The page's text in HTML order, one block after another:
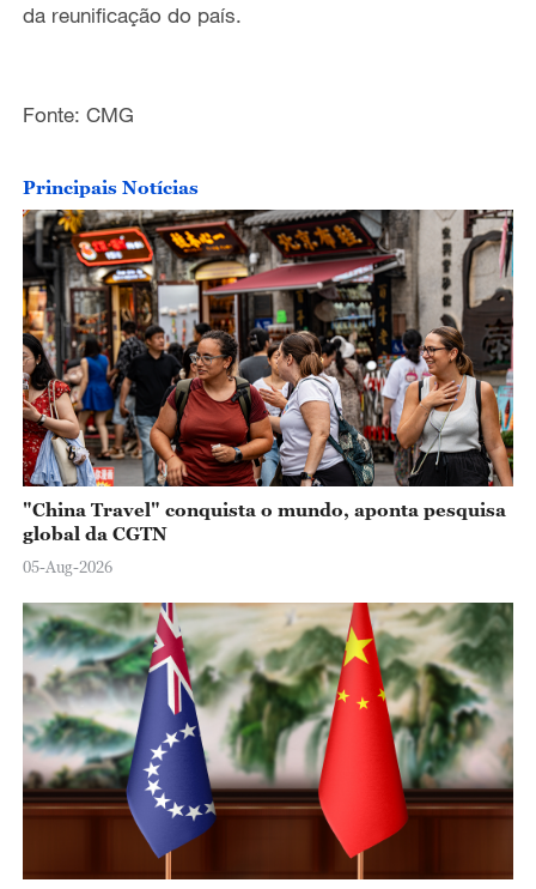
da reunificação do país.
Fonte: CMG
Principais Notícias
"China Travel" conquista o mundo, aponta pesquisa
global da CGTN
05-Aug-2026